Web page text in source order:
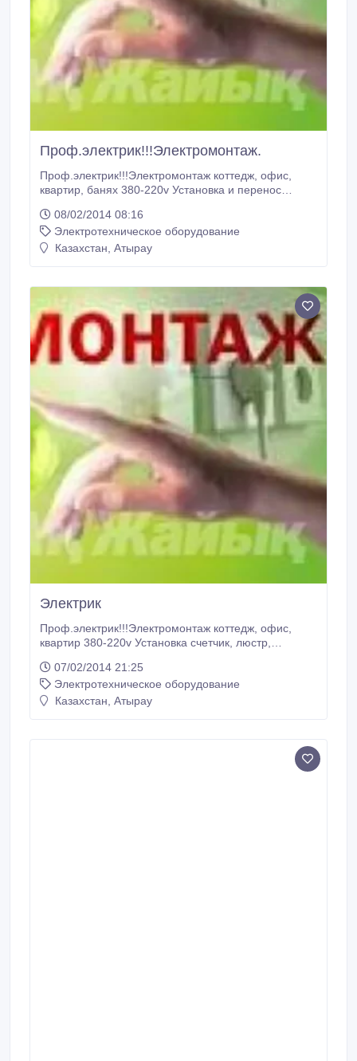
Проф.электрик!!!Электромонтаж.
Проф.электрик!!!Электромонтаж коттедж, офис,
квартир, банях 380-220v Установка и перенос
автоматов, коробка шит и.д сложности Качественно
и доступно.Юрий Прокладка сетевых кабелей в
офисах и установка розеток сетевых, пачпанель..
08/02/2014 08:16
Электротехническое оборудование
Казахстан, Атырау
Электрик
Проф.электрик!!!Электромонтаж коттедж, офис,
квартир 380-220v Установка счетчик, люстр,
шит и.д сложности Качественно и доступно.Юрий.
07/02/2014 21:25
Электротехническое оборудование
Казахстан, Атырау